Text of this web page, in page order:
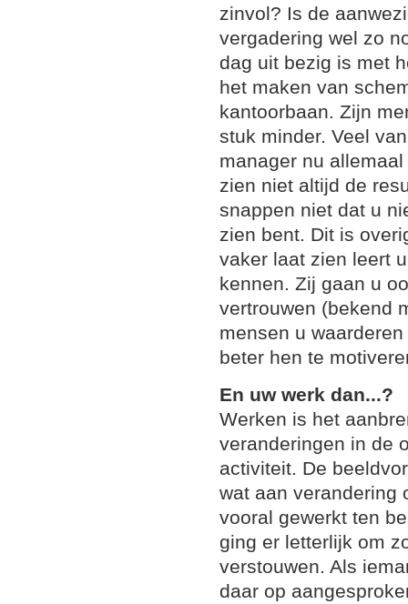
zinvol? Is de
vergadering wel zo
dag uit bezig is met
het maken van
kantoorbaan. Zijn
stuk minder. Veel
manager nu
zien niet altijd de
snappen niet dat u
zien bent. Dit is
vaker laat zien leert
kennen. Zij gaan u
vertrouwen (bekend
mensen u
beter hen te
En uw werk dan...?
Werken is het
veranderingen in de
activiteit. De
wat aan verandering
vooral gewerkt ten
ging er letterlijk om
verstouwen. Als
daar op